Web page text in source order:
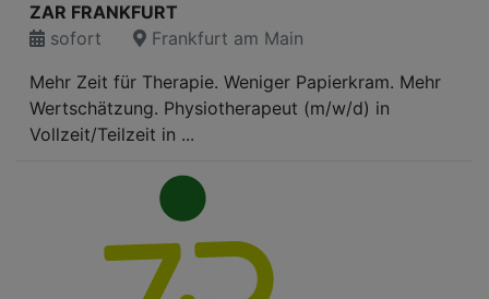
ZAR FRANKFURT
sofort
Frankfurt am Main
Mehr Zeit für Therapie. Weniger Papierkram. Mehr
Wertschätzung. Physiotherapeut (m/w/d) in
Vollzeit/Teilzeit in ...